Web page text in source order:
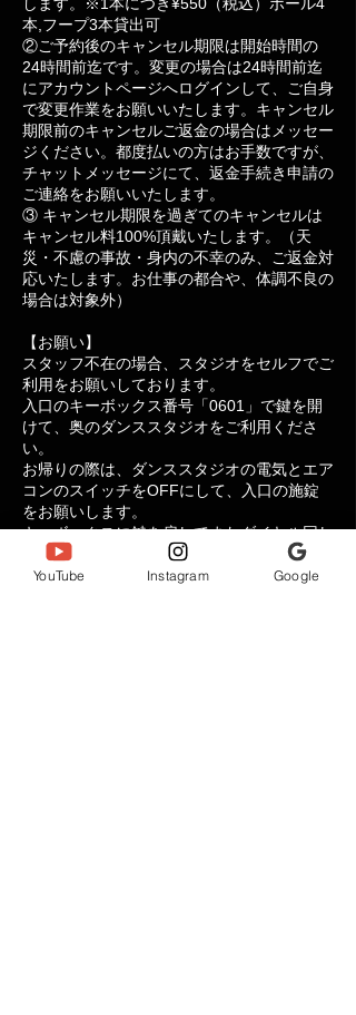
本,フープ3本貸出可
②ご予約後のキャンセル期限は開始時間の
24時間前迄です。変更の場合は24時間前迄
にアカウントページへログインして、ご自身
で変更作業をお願いいたします。キャンセル
期限前のキャンセルご返金の場合はメッセー
ジください。都度払いの方はお手数ですが、
チャットメッセージにて、返金手続き申請の
ご連絡をお願いいたします。
③ キャンセル期限を過ぎてのキャンセルは
キャンセル料100%頂戴いたします。（天
災・不慮の事故・身内の不幸のみ、ご返金対
応いたします。お仕事の都合や、体調不良の
場合は対象外）
【お願い】
スタッフ不在の場合、スタジオをセルフでご
利用をお願いしております。
入口のキーボックス番号「0601」で鍵を開
けて、奥のダンススタジオをご利用くださ
い。
お帰りの際は、ダンススタジオの電気とエア
コンのスイッチをOFFにして、入口の施錠
をお願いします。
キーボックスに鍵を戻してまたダイヤル回し
て施錠をお願いします。
共用廊下の電気は付けたままで大丈夫です。
YouTube Instagram Google